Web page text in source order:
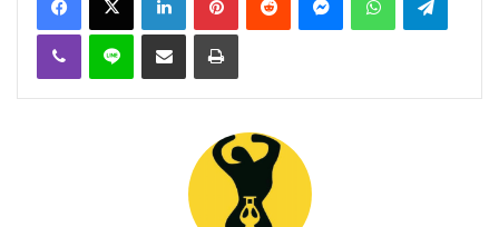
Viber Ligne Partager par email Imprimer